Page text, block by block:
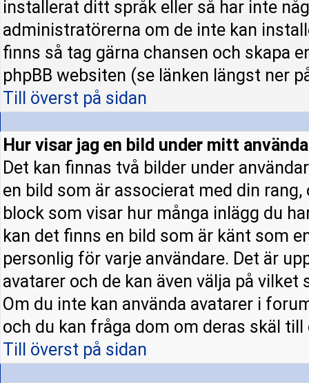
installerat ditt språk eller så har inte
administratörerna om de inte kan
finns så tag gärna chansen och skapa
phpBB websiten (se länken längst ner
Till överst på sidan
Hur visar jag en bild under mitt
Det kan finnas två bilder under
en bild som är associerat med din
block som visar hur många inlägg du
kan det finns en bild som är känt som
personlig för varje användare. Det är
avatarer och de kan även välja på
Om du inte kan använda avatarer i
och du kan fråga dom om deras skäl
Till överst på sidan